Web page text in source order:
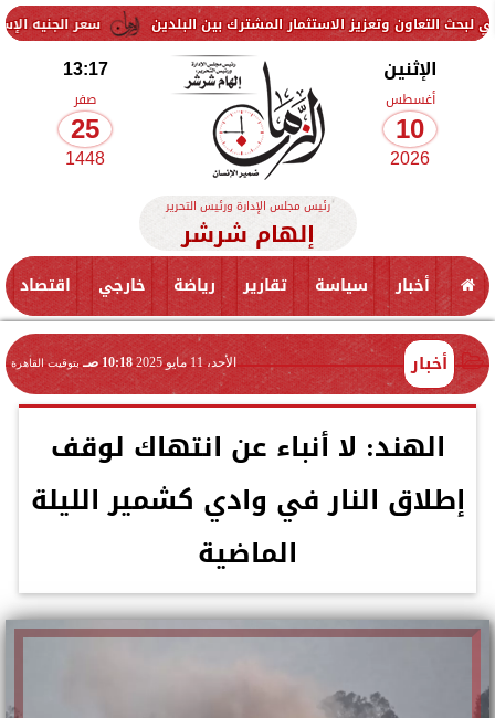
سعر الجنيه الإسترليني اليوم الإثنين 10 أغسطس 2026 أمام الجنيه وتعزيز الاستثمار المشترك بين البلدين
الإثنين
أغسطس
10
2026
13:17
صفر
25
1448
رئيس مجلس الإدارة ورئيس التحرير
إلهام شرشر
أخبار سياسة تقارير رياضة خارجي اقتصاد
أخبار الأحد، 11 مايو 2025 10:18 صـ بتوقيت القاهرة
الهند: لا أنباء عن انتهاك لوقف
إطلاق النار في وادي كشمير الليلة
الماضية